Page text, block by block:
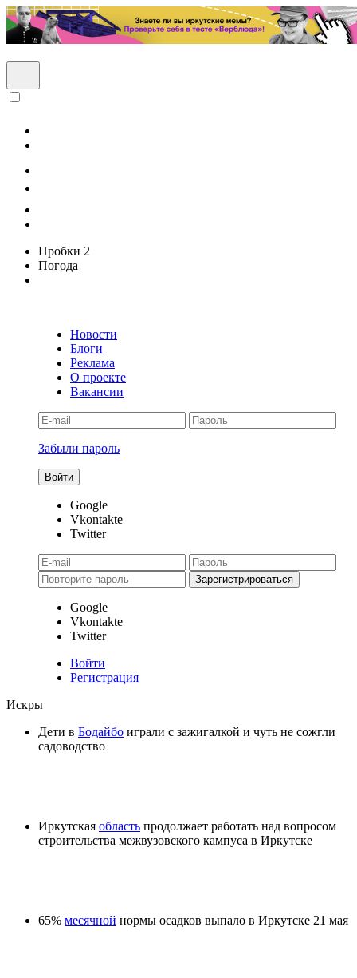
Пробки 2
Погода
Новости
Блоги
Реклама
О проекте
Вакансии
Забыли пароль
Google
Vkontakte
Twitter
Google
Vkontakte
Twitter
Войти
Регистрация
Искры
Дети в Бодайбо играли с зажигалкой и чуть не сожгли
садоводство
Иркутская область продолжает работать над вопросом
строительства межвузовского кампуса в Иркутске
65% месячной нормы осадков выпало в Иркутске 21 мая